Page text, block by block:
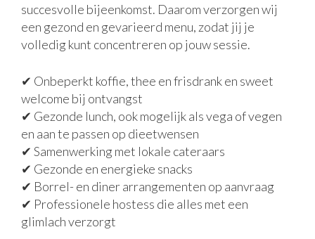
succesvolle bijeenkomst. Daarom verzorgen wij
een gezond en gevarieerd menu, zodat jij je
volledig kunt concentreren op jouw sessie.
✔ Onbeperkt koffie, thee en frisdrank en sweet
welcome bij ontvangst
✔ Gezonde lunch, ook mogelijk als vega of vegen
en aan te passen op dieetwensen
✔ Samenwerking met lokale cateraars
✔ Gezonde en energieke snacks
✔ Borrel- en diner arrangementen op aanvraag
✔ Professionele hostess die alles met een
glimlach verzorgt